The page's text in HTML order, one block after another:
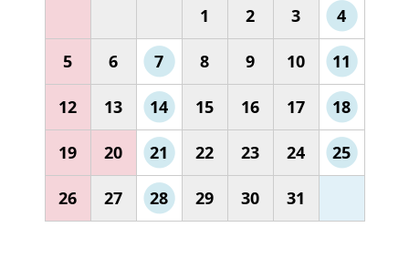
1
2 3 4
5 6 7 8 9 10 11
12 13 14 15 16 17 18
19 20 21 22 23 24 25
26 27 28 29 30 31